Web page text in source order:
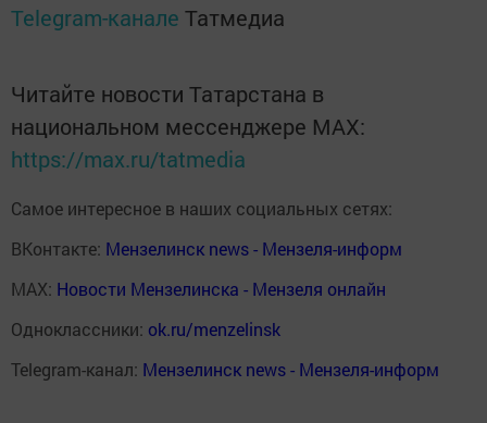
Telegram-канале Татмедиа
Читайте новости Татарстана в
национальном мессенджере MАХ:
https://max.ru/tatmedia
Самое интересное в наших социальных сетях:
ВКонтакте: Мензелинск news - Мензеля-информ
MAX: Новости Мензелинска - Мензеля онлайн
Одноклассники: ok.ru/menzelinsk
Telegram-канал: Мензелинск news - Мензеля-информ